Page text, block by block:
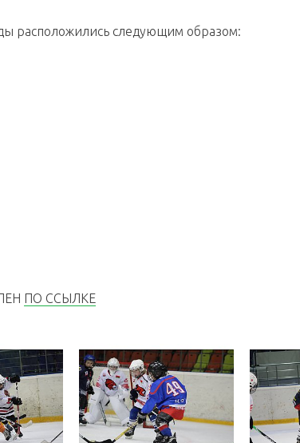
расположились следующим образом:
ПО ССЫЛКЕ